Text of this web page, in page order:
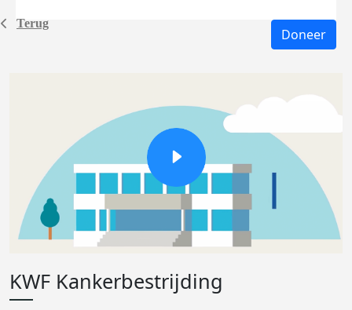
Terug
Doneer
KWF Kankerbestrijding